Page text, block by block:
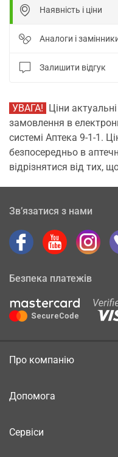
Наявність і ціни
Аналоги і
Залишити відгук
УВАГА! Ціни
замовлення в
системі Аптека 9-1-1.
безпосередньо в
відрізнятися від тих,
Зв’язатися з нами
Безпека платежів
Про компанію
Допомога
Сервіси